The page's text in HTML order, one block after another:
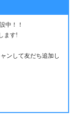
中！！
ます!
ンして友だち追加し